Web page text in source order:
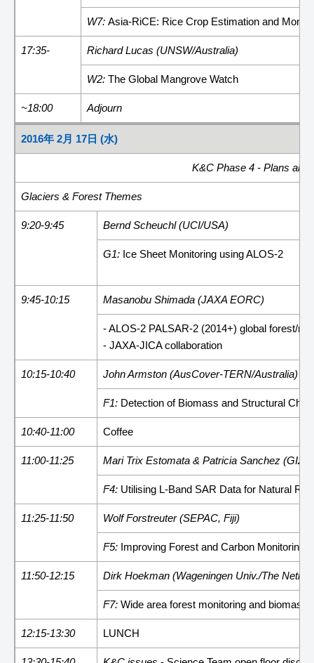
W7: Asia-RiCE: Rice Crop Estimation and
17:35- Richard Lucas (UNSW/Australia)
W2: The Global Mangrove Watch
~18:00 Adjourn
2016年 2月 17日 (水)
K&C Phase 4 - Plans and
Glaciers & Forest Themes
9:20-9:45 Bernd Scheuchl (UCI/USA)
G1: Ice Sheet Monitoring using ALOS-2
9:45-10:15 Masanobu Shimada (JAXA EORC)
- ALOS-2 PALSAR-2 (2014+) global forest/
- JAXA-JICA collaboration
10:15-10:40 John Armston (AusCover-TERN/Australia)
F1: Detection of Biomass and Structural
10:40-11:00 Coffee
11:00-11:25 Mari Trix Estomata & Patricia Sanchez (GIZ/
F4: Utilising L-Band SAR Data for Natural
11:25-11:50 Wolf Forstreuter (SEPAC, Fiji)
F5: Improving Forest and Carbon Monitoring
11:50-12:15 Dirk Hoekman (Wageningen Univ./The
F7: Wide area forest monitoring and biomass
12:15-13:30 LUNCH